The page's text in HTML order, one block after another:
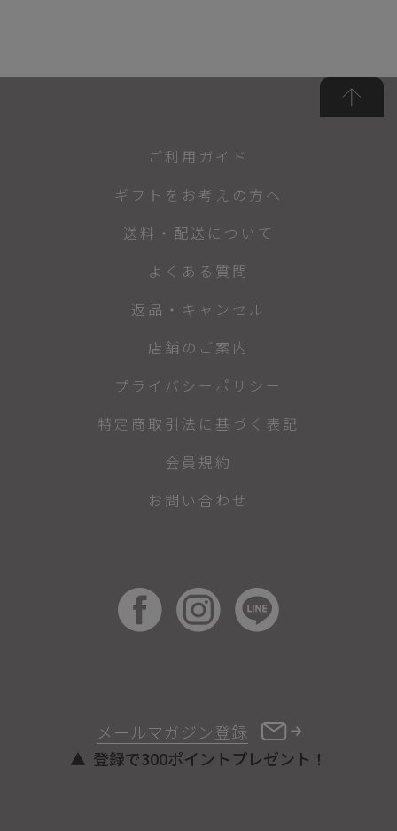
メールマガジン登録
登録で300ポイントプレゼント！
ご利用ガイド
ギフトをお考えの方へ
送料・配送について
よくある質問
返品・キャンセル
店舗のご案内
プライバシーポリシー
特定商取引法に基づく表記
会員規約
お問い合わせ